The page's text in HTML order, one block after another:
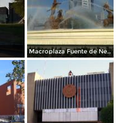
Macroplaza Fuente de Neptuno